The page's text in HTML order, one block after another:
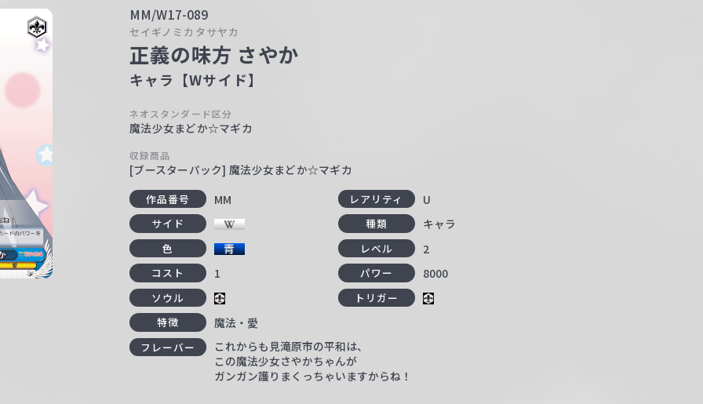
MM/W17-089
セイギノミカタサヤカ
正義の味方 さやか
キャラ【Wサイド】
ネオスタンダード区分
魔法少女まどか☆マギカ
収録商品
[ブースターパック] 魔法少女まどか☆マギカ
作品番号 MM レアリティ U
サイド 種類 キャラ
色 レベル 2
コスト 1 パワー 8000
ソウル
トリガー
特徴
魔法・愛
フレーバー
これからも見滝原市の平和は、
この魔法少女さやかちゃんが
ガンガン護りまくっちゃいますからね！